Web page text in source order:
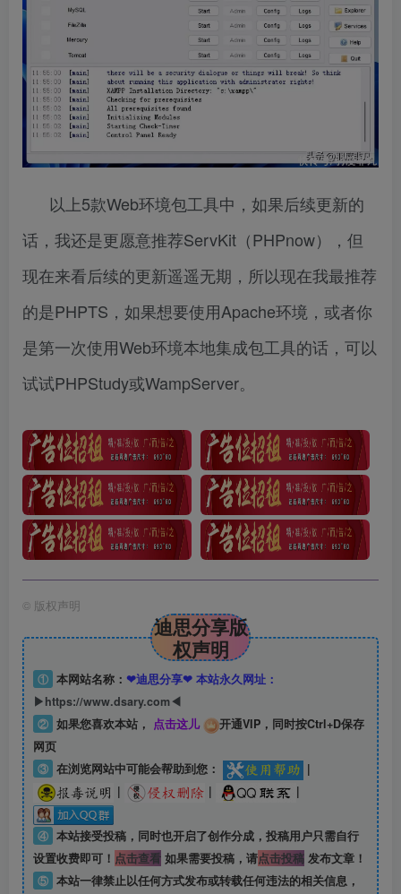
以上5款Web环境包工具中，如果后续更新的
话，我还是更愿意推荐ServKit（PHPnow），但
现在来看后续的更新遥遥无期，所以现在我最推荐
的是PHPTS，如果想要使用Apache环境，或者你
是第一次使用Web环境本地集成包工具的话，可以
试试PHPStudy或WampServer。
© 版权声明
迪思分享版
权声明
① 本网站名称： ❤迪思分享❤ 本站永久网址：
▶https://www.dsary.com◀
② 如果您喜欢本站， 点击这儿
开通VIP，同时按Ctrl+D保存
网页
③ 在浏览网站中可能会帮助到您：
|
|
| |
④ 本站接受投稿，同时也开启了创作分成，投稿用户只需自行
设置收费即可！ 点击查看如果需要投稿，请点击投稿发布文章！
⑤ 本站一律禁止以任何方式发布或转载任何违法的相关信息，